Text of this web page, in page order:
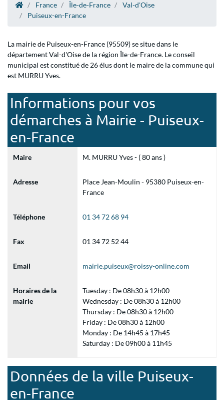
France Île-de-France
Val-d'Oise
Puiseux-en-France
La mairie de Puiseux-en-France (95509) se situe dans le
département Val-d'Oise de la région Île-de-France. Le conseil
municipal est constitué de 26 élus dont le maire de la commune qui
est MURRU Yves.
Informations pour vos
démarches à Mairie - Puiseux-
en-France
Maire M. MURRU Yves - ( 80 ans )
Adresse
Place Jean-Moulin - 95380 Puiseux-en-
France
Téléphone 01 34 72 68 94
Fax 01 34 72 52 44
Email mairie.puiseux@roissy-online.com
Horaires de la
mairie
Tuesday : De 08h30 à 12h00
Wednesday : De 08h30 à 12h00
Thursday : De 08h30 à 12h00
Friday : De 08h30 à 12h00
Monday : De 14h45 à 17h45
Saturday : De 09h00 à 11h45
Données de la ville Puiseux-
en-France